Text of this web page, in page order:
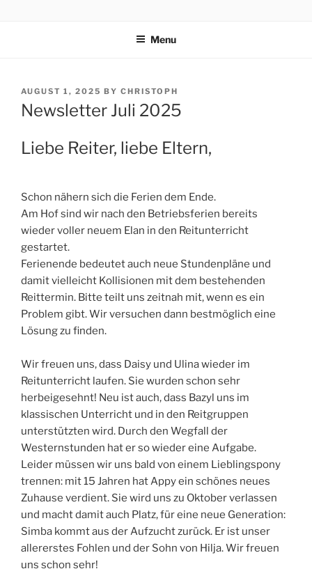
Menu
POSTED
ON
AUGUST 1, 2025 BY CHRISTOPH
Newsletter Juli 2025
Liebe Reiter, liebe Eltern,
Schon nähern sich die Ferien dem Ende.
Am Hof sind wir nach den Betriebsferien bereits
wieder voller neuem Elan in den Reitunterricht
gestartet.
Ferienende bedeutet auch neue Stundenpläne und
damit vielleicht Kollisionen mit dem bestehenden
Reittermin. Bitte teilt uns zeitnah mit, wenn es ein
Problem gibt. Wir versuchen dann bestmöglich eine
Lösung zu finden.
Wir freuen uns, dass Daisy und Ulina wieder im
Reitunterricht laufen. Sie wurden schon sehr
herbeigesehnt! Neu ist auch, dass Bazyl uns im
klassischen Unterricht und in den Reitgruppen
unterstützten wird. Durch den Wegfall der
Westernstunden hat er so wieder eine Aufgabe.
Leider müssen wir uns bald von einem Lieblingspony
trennen: mit 15 Jahren hat Appy ein schönes neues
Zuhause verdient. Sie wird uns zu Oktober verlassen
und macht damit auch Platz, für eine neue Generation:
Simba kommt aus der Aufzucht zurück. Er ist unser
allererstes Fohlen und der Sohn von Hilja. Wir freuen
uns schon sehr!